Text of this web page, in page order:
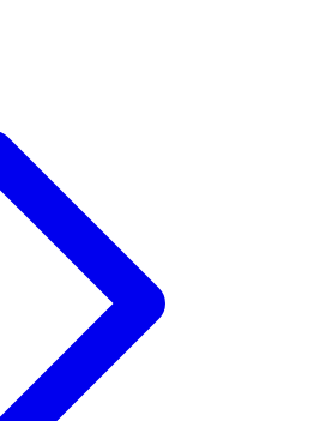
avec la guerre au Moyen-